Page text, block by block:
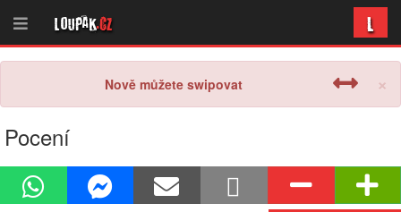
Loupak.cz L
×
Nově můžete swipovat
Pocení